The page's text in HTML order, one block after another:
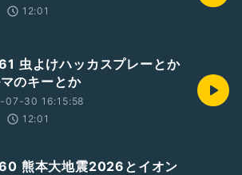
12:01
虫よけハッカスプレーとか
のキーとか
07-30 16:15:58
12:01
熊本大地震2026とイオン